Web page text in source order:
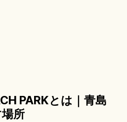
PARKとは｜青島
所